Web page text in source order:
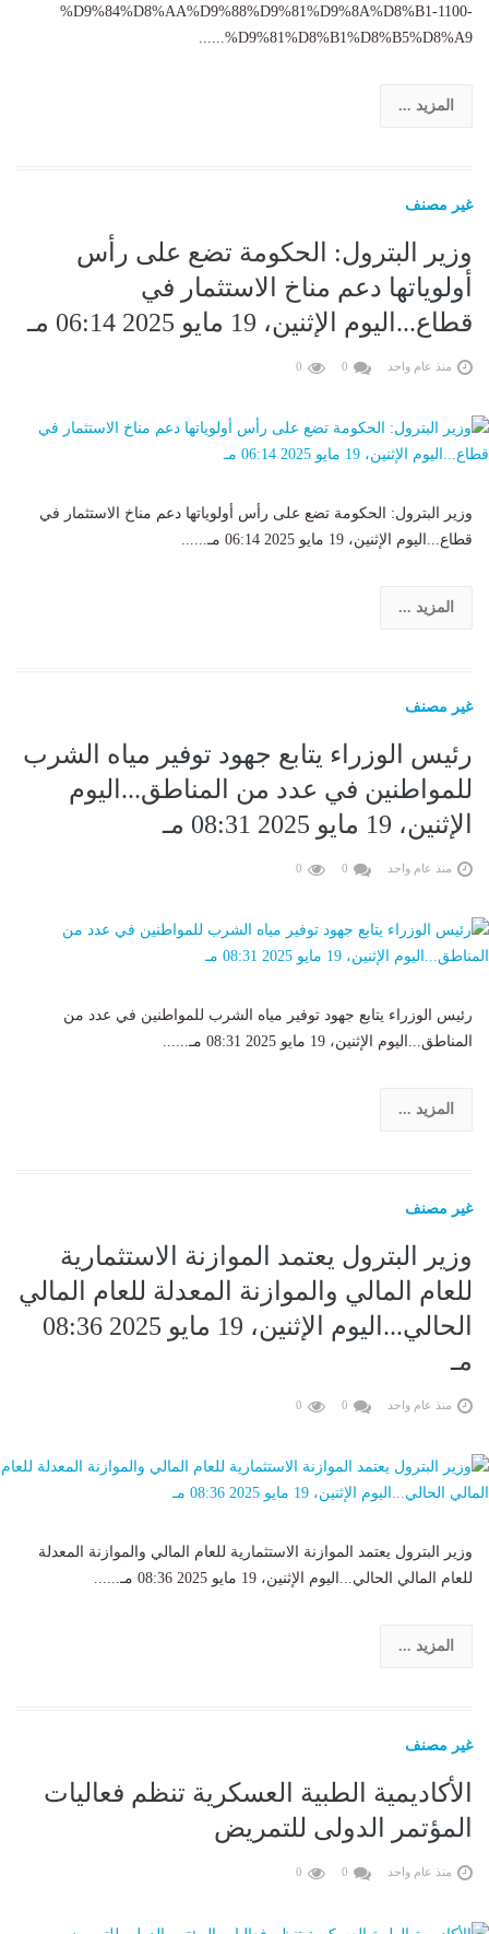
%D9%84%D8%AA%D9%88%D9%81%D9%8A%D8%B1-1100-
%D9%81%D8%B1%D8%B5%D8%A9......
المزيد ...
غير مصنف
وزير البترول: الحكومة تضع على رأس
أولوياتها دعم مناخ الاستثمار في
قطاع...اليوم الإثنين، 19 مايو 2025 06:14 مـ
منذ عام واحد 0
0
وزير البترول: الحكومة تضع على رأس أولوياتها دعم مناخ الاستثمار في
قطاع...اليوم الإثنين، 19 مايو 2025 06:14 مـ......
المزيد ...
غير مصنف
رئيس الوزراء يتابع جهود توفير مياه الشرب
للمواطنين في عدد من المناطق...اليوم
الإثنين، 19 مايو 2025 08:31 مـ
منذ عام واحد 0
0
رئيس الوزراء يتابع جهود توفير مياه الشرب للمواطنين في عدد من
المناطق...اليوم الإثنين، 19 مايو 2025 08:31 مـ......
المزيد ...
غير مصنف
وزير البترول يعتمد الموازنة الاستثمارية
للعام المالي والموازنة المعدلة للعام المالي
الحالي...اليوم الإثنين، 19 مايو 2025 08:36
مـ
منذ عام واحد 0
0
وزير البترول يعتمد الموازنة الاستثمارية للعام المالي والموازنة المعدلة
للعام المالي الحالي...اليوم الإثنين، 19 مايو 2025 08:36 مـ......
المزيد ...
غير مصنف
الأكاديمية الطبية العسكرية تنظم فعاليات
المؤتمر الدولى للتمريض
منذ عام واحد 0
0